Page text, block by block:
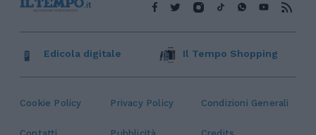
Cookie Policy Privacy Policy Condizioni Generali
Edicola digitale Il Tempo Shopping